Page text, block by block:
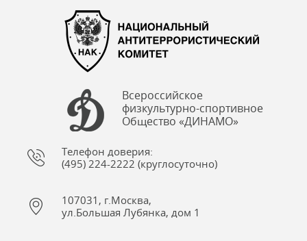
Всероссийское
физкультурно-спортивное
Общество «ДИНАМО»
Телефон доверия:
(495) 224-2222 (круглосуточно)
107031, г.Москва,
ул.Большая Лубянка, дом 1